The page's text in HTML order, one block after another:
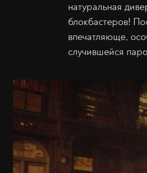
натуральная
блокбастеров!
впечатляюще,
случившейся